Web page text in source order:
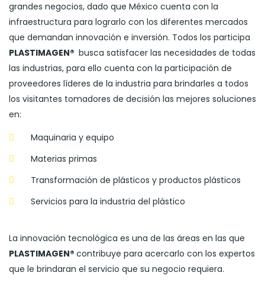
grandes negocios, dado que México cuenta con la
infraestructura para lograrlo con los diferentes mercados
que demandan innovación e inversión. Todos los participa
PLASTIMAGEN® busca satisfacer las necesidades de todas
las industrias, para ello cuenta con la participación de
proveedores líderes de la industria para brindarles a todos
los visitantes tomadores de decisión las mejores soluciones
en:
Maquinaria y equipo
Materias primas
Transformación de plásticos y productos plásticos
Servicios para la industria del plástico
La innovación tecnológica es una de las áreas en las que
PLASTIMAGEN® contribuye para acercarlo con los expertos
que le brindaran el servicio que su negocio requiera.